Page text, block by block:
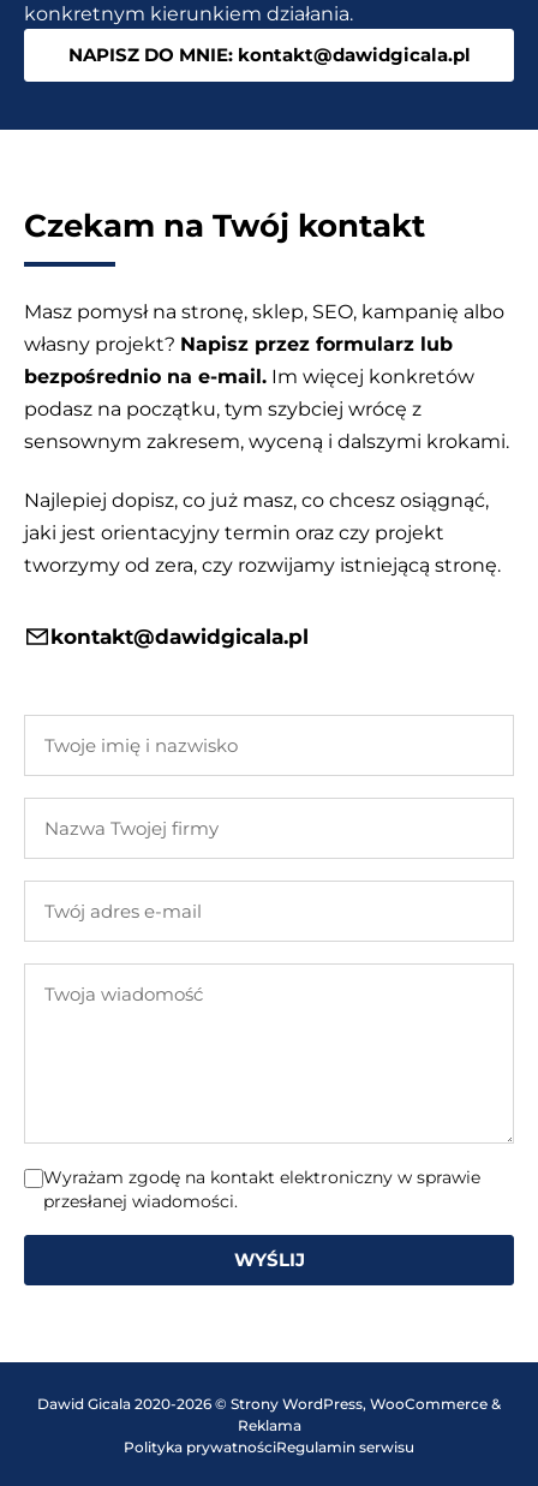
konkretnym kierunkiem działania.
NAPISZ DO MNIE: kontakt@dawidgicala.pl
Czekam na Twój kontakt
Masz pomysł na stronę, sklep, SEO, kampanię albo
własny projekt? Napisz przez formularz lub
bezpośrednio na e-mail. Im więcej konkretów
podasz na początku, tym szybciej wrócę z
sensownym zakresem, wyceną i dalszymi krokami.
Najlepiej dopisz, co już masz, co chcesz osiągnąć,
jaki jest orientacyjny termin oraz czy projekt
tworzymy od zera, czy rozwijamy istniejącą stronę.
kontakt@dawidgicala.pl
imię
nazwisko
Twojej
adres
mail
wiadomość
Wyrażam zgodę na kontakt elektroniczny w sprawie
przesłanej wiadomości.
WYŚLIJ
Dawid Gicala 2020-2026 © Strony WordPress, WooCommerce &
Reklama
Polityka prywatnościRegulamin serwisu